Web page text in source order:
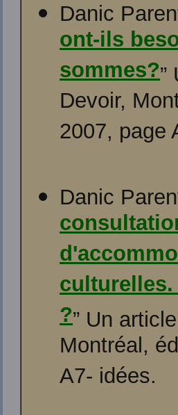
Danic
ont-ils
sommes?”
Devoir,
2007, page
Danic
?” Un
Montréal,
A7- idées.